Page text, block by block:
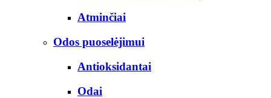
Atminčiai
Odos puoselėjimui
Antioksidantai
Odai